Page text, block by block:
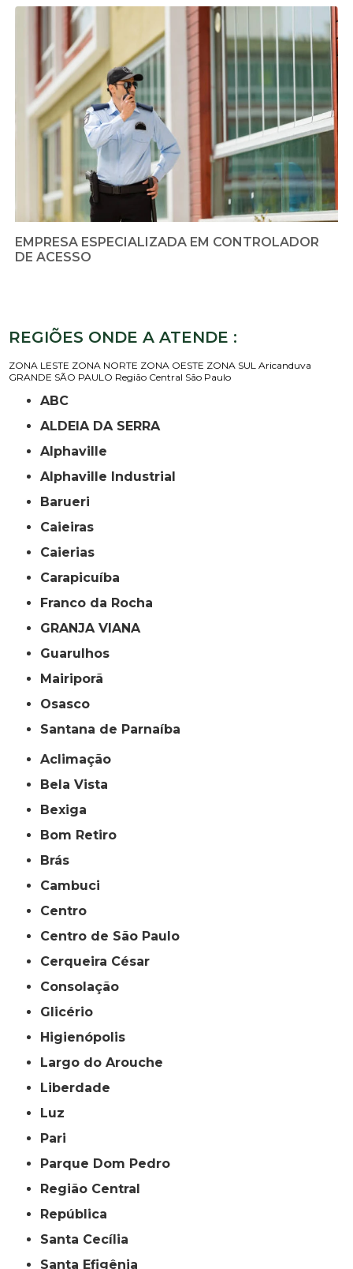
EMPRESA ESPECIALIZADA EM CONTROLADOR
DE ACESSO
REGIÕES ONDE A ATENDE :
ZONA LESTE ZONA NORTE ZONA OESTE ZONA SUL Aricanduva
GRANDE SÃO PAULO Região Central São Paulo
ABC
ALDEIA DA SERRA
Alphaville
Alphaville Industrial
Barueri
Caieiras
Caierias
Carapicuíba
Franco da Rocha
GRANJA VIANA
Guarulhos
Mairiporã
Osasco
Santana de Parnaíba
Aclimação
Bela Vista
Bexiga
Bom Retiro
Brás
Cambuci
Centro
Centro de São Paulo
Cerqueira César
Consolação
Glicério
Higienópolis
Largo do Arouche
Liberdade
Luz
Pari
Parque Dom Pedro
Região Central
República
Santa Cecília
Santa Efigênia